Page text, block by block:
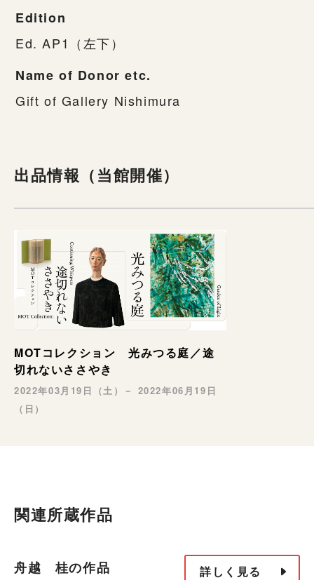
Edition
Ed. AP1（左下）
Name of Donor etc.
Gift of Gallery Nishimura
出品情報（当館開催）
MOTコレクション 光みつる庭／途
切れないささやき
2022年03月19日（土）－ 2022年06月19日
（日）
関連所蔵作品
舟越 桂の作品 詳しく見る